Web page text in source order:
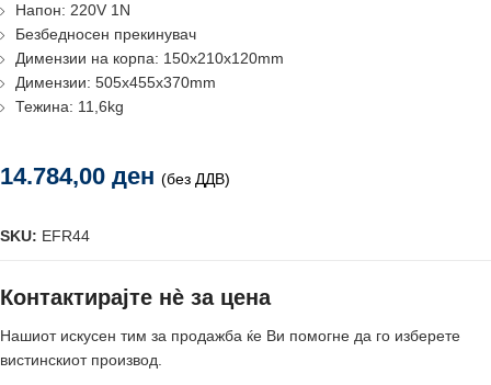
Напон: 220V 1N
Безбедносен прекинувач
Димензии на корпа: 150x210x120mm
Димензии: 505x455x370mm
Тежина: 11,6kg
14.784,00 ден (без ДДВ)
SKU: EFR44
Контактирајте нè за цена
Нашиот искусен тим за продажба ќе Ви помогне да го изберете
вистинскиот производ.